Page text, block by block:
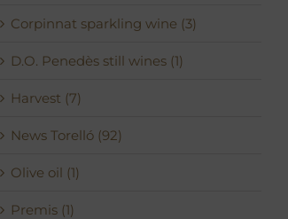
Corpinnat sparkling wine (3)
D.O. Penedès still wines (1)
Harvest (7)
News Torelló (92)
Olive oil (1)
Premis (1)